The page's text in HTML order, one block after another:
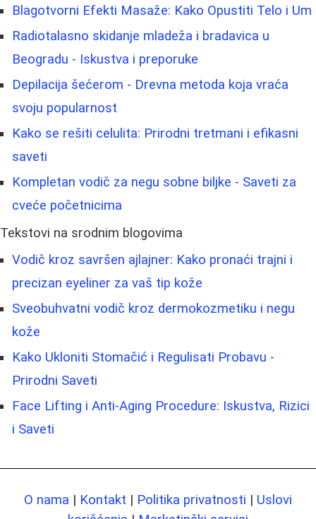
Blagotvorni Efekti Masaže: Kako Opustiti Telo i Um
Radiotalasno skidanje mladeža i bradavica u
Beogradu - Iskustva i preporuke
Depilacija šećerom - Drevna metoda koja vraća
svoju popularnost
Kako se rešiti celulita: Prirodni tretmani i efikasni
saveti
Kompletan vodič za negu sobne biljke - Saveti za
cveće početnicima
Tekstovi na srodnim blogovima
Vodič kroz savršen ajlajner: Kako pronaći trajni i
precizan eyeliner za vaš tip kože
Sveobuhvatni vodič kroz dermokozmetiku i negu
kože
Kako Ukloniti Stomačić i Regulisati Probavu -
Prirodni Saveti
Face Lifting i Anti-Aging Procedure: Iskustva, Rizici
i Saveti
O nama | Kontakt | Politika privatnosti | Uslovi